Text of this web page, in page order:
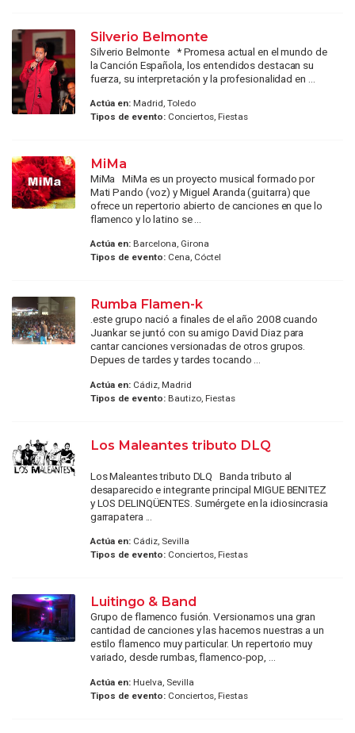
Silverio Belmonte
Silverio Belmonte * Promesa actual en el mundo de
la Canción Española, los entendidos destacan su
fuerza, su interpretación y la profesionalidad en ...
Actúa en:Madrid, Toledo
Tipos de evento:Conciertos, Fiestas
MiMa
MiMa MiMa es un proyecto musical formado por
Mati Pando (voz) y Miguel Aranda (guitarra) que
ofrece un repertorio abierto de canciones en que lo
flamenco y lo latino se ...
Actúa en:Barcelona, Girona
Tipos de evento:Cena, Cóctel
Rumba Flamen-k
.este grupo nació a finales de el año 2008 cuando
Juankar se juntó con su amigo David Diaz para
cantar canciones versionadas de otros grupos.
Depues de tardes y tardes tocando ...
Actúa en:Cádiz, Madrid
Tipos de evento:Bautizo, Fiestas
Los Maleantes tributo DLQ
Los Maleantes tributo DLQ Banda tributo al
desaparecido e integrante principal MIGUE BENITEZ
y LOS DELINQÜENTES. Sumérgete en la idiosincrasia
garrapatera ...
Actúa en:Cádiz, Sevilla
Tipos de evento:Conciertos, Fiestas
Luitingo & Band
Grupo de flamenco fusión. Versionamos una gran
cantidad de canciones y las hacemos nuestras a un
estilo flamenco muy particular. Un repertorio muy
variado, desde rumbas, flamenco-pop, ...
Actúa en:Huelva, Sevilla
Tipos de evento:Conciertos, Fiestas